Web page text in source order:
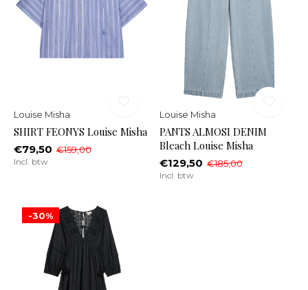
Louise Misha
SHIRT FEONYS Louise Misha
€79,50 €159,00
Incl. btw
Louise Misha
PANTS ALMOSI DENIM
Bleach Louise Misha
€129,50 €185,00
Incl. btw
-30%